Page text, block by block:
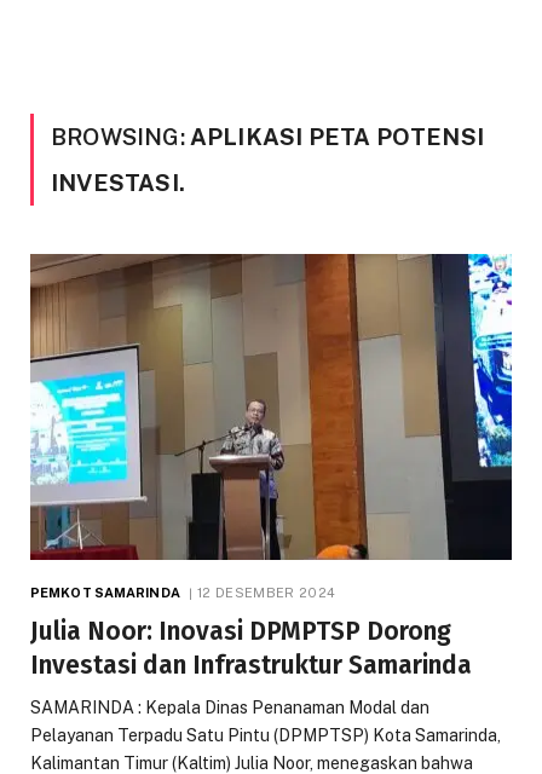
BROWSING: APLIKASI PETA POTENSI
INVESTASI.
PEMKOT SAMARINDA 12 DESEMBER 2024
Julia Noor: Inovasi DPMPTSP Dorong
Investasi dan Infrastruktur Samarinda
SAMARINDA : Kepala Dinas Penanaman Modal dan
Pelayanan Terpadu Satu Pintu (DPMPTSP) Kota Samarinda,
Kalimantan Timur (Kaltim) Julia Noor, menegaskan bahwa